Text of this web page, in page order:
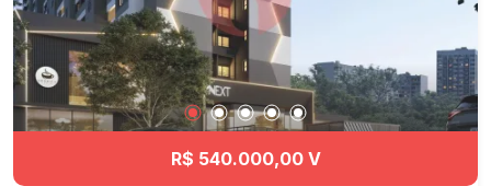
às principais regiões da cidade. Agende já sua
visita!! #imobiliaria #geraçãoimóveis
#aptovenda #aptovenda #Quadria
#JardimAquarius
R$ 540.000,00 V